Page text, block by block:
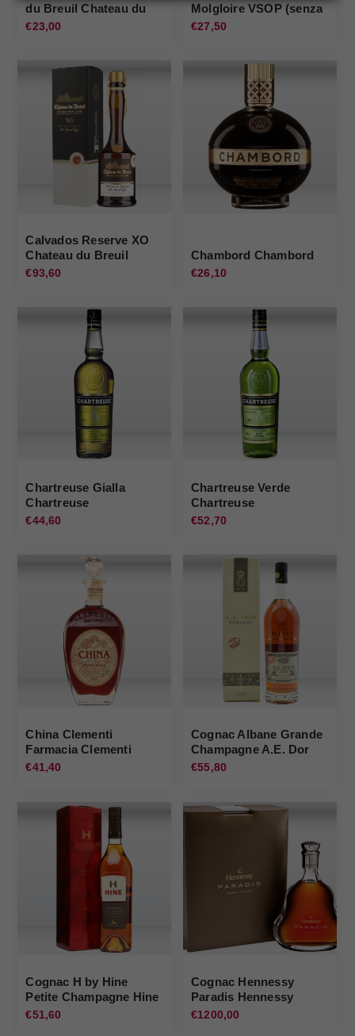
du Breuil Chateau du
Breuil
€23,00
Molgloire VSOP (senza
astuccio) Pere Magloire
€27,50
Calvados Reserve XO
Chateau du Breuil
Chateau du Breuil
€93,60
Chambord Chambord
€26,10
Chartreuse Gialla
Chartreuse
€44,60
Chartreuse Verde
Chartreuse
€52,70
China Clementi
Farmacia Clementi
€41,40
Cognac Albane Grande
Champagne A.E. Dor
A.E. DOR
€55,80
Cognac H by Hine
Petite Champagne Hine
€51,60
Cognac Hennessy
Paradis Hennessy
€1200,00